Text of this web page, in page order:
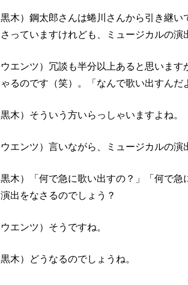
黒木）鋼太郎さんは蜷川さんから引き継
さっていますけれども、ミュージカルの演
ウエンツ）冗談も半分以上あると思いま
ゃるのです（笑）。「なんで歌い出すんだ
黒木）そういう方いらっしゃいますよね。
ウエンツ）言いながら、ミュージカルの演
黒木）「何で急に歌い出すの？」「何で
演出をなさるのでしょう？
ウエンツ）そうですね。
黒木）どうなるのでしょうね。